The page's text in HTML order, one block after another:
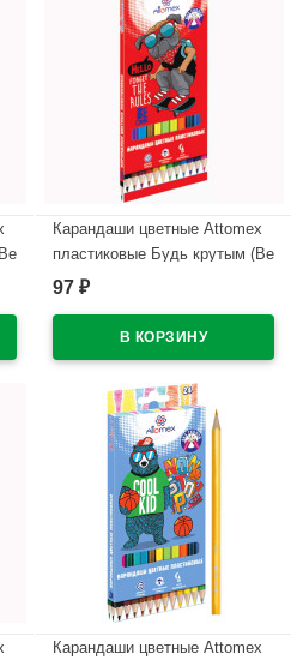
Карандаши цветные Attomex
пластиковые Будь крутым (Be
cool)12 цветов М 2,65мм
97 ₽
Карандаши цветные Attomex